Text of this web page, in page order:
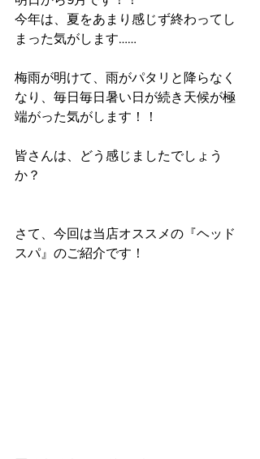
今年は、夏をあまり感じず終わってし
まった気がします……
梅雨が明けて、雨がパタリと降らなく
なり、毎日毎日暑い日が続き天候が極
端がった気がします！！
皆さんは、どう感じましたでしょう
か？
さて、今回は当店オススメの『ヘッド
スパ』のご紹介です！